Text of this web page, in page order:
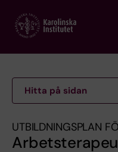
main
Hitta på sidan
UTBILDNINGSPLAN